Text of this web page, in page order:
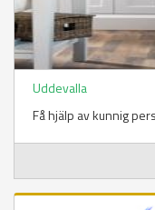
Uddevalla
Få hjälp av kunnig